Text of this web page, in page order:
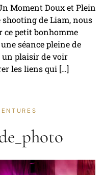
Moment Doux et Plein
shooting de Liam, nous
ce petit bonhomme
séance pleine de
un plaisir de voir
les liens qui […]